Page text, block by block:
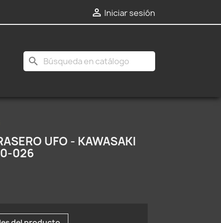
 Iniciar sesión
search
UFO - KAWASAKI
026